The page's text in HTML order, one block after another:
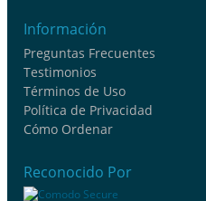
Información
Preguntas Frecuentes
Testimonios
Términos de Uso
Política de Privacidad
Cómo Ordenar
Reconocido Por